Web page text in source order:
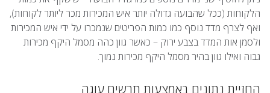
הלקוחות (ככל שהבועה גדולה יותר איש המכירות מכר ליותר לקוחות),
ואף לצרף מדד נוסף כמו כמות הפריטים שנמכרו על ידי איש המכירות
ולסמן אות המדד בצבע ירוק – כאשר גוון כהה מסמל היקף מכירות
גבוה ואילו גוון בהיר מסמל היקף מכירות נמוך.
החזיית נתונים באמצעות תרשים עוגה